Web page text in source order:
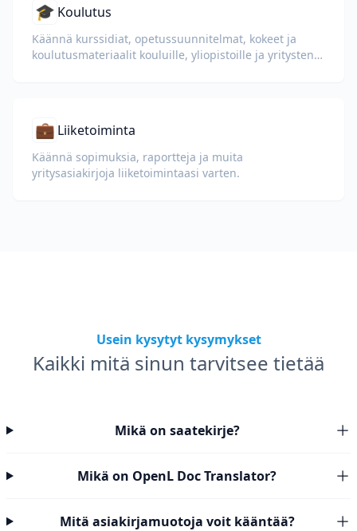
🎓 Koulutus
Käännä kurssidiat, opetussuunnitelmat, kokeet ja
koulutusmateriaalit kouluille, yliopistoille ja yritysten
💼 Liiketoiminta
Käännä sopimuksia, raportteja ja muita
yritysasiakirjoja liiketoimintaasi varten.
Usein kysytyt kysymykset
Kaikki mitä sinun tarvitsee tietää
Mikä on saatekirje?
Mikä on OpenL Doc Translator?
Mitä asiakirjamuotoja voit kääntää?